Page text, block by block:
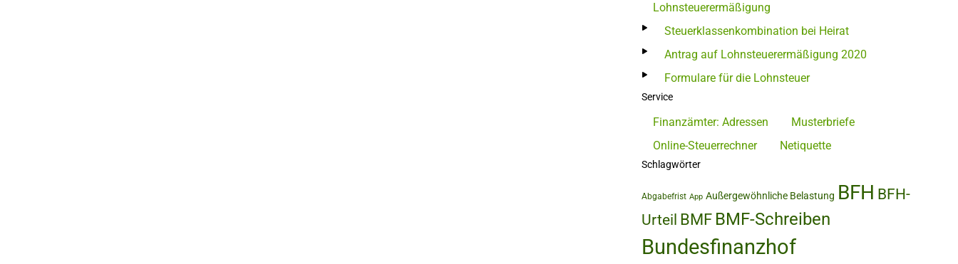
Lohnsteuerermäßigung
Steuerklassenkombination bei Heirat
Antrag auf Lohnsteuerermäßigung 2020
Formulare für die Lohnsteuer
Service
Finanzämter: Adressen
Musterbriefe
Online-Steuerrechner
Netiquette
Schlagwörter
Abgabefrist App Außergewöhnliche Belastung BFH BFH-
Urteil BMF BMF-Schreiben
Bundesfinanzhof